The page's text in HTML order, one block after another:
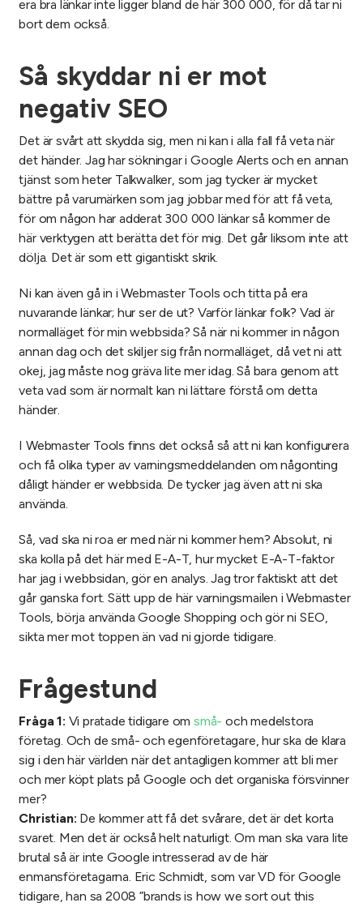
era bra länkar inte ligger bland de här 300 000, för då tar ni
bort dem också.
Så skyddar ni er mot
negativ SEO
Det är svårt att skydda sig, men ni kan i alla fall få veta när
det händer. Jag har sökningar i Google Alerts och en annan
tjänst som heter Talkwalker, som jag tycker är mycket
bättre på varumärken som jag jobbar med för att få veta,
för om någon har adderat 300 000 länkar så kommer de
här verktygen att berätta det för mig. Det går liksom inte att
dölja. Det är som ett gigantiskt skrik.
Ni kan även gå in i Webmaster Tools och titta på era
nuvarande länkar; hur ser de ut? Varför länkar folk? Vad är
normalläget för min webbsida? Så när ni kommer in någon
annan dag och det skiljer sig från normalläget, då vet ni att
okej, jag måste nog gräva lite mer idag. Så bara genom att
veta vad som är normalt kan ni lättare förstå om detta
händer.
I Webmaster Tools finns det också så att ni kan konfigurera
och få olika typer av varningsmeddelanden om någonting
dåligt händer er webbsida. De tycker jag även att ni ska
använda.
Så, vad ska ni roa er med när ni kommer hem? Absolut, ni
ska kolla på det här med E-A-T, hur mycket E-A-T-faktor
har jag i webbsidan, gör en analys. Jag tror faktiskt att det
går ganska fort. Sätt upp de här varningsmailen i Webmaster
Tools, börja använda Google Shopping och gör ni SEO,
sikta mer mot toppen än vad ni gjorde tidigare.
Frågestund
Fråga 1: Vi pratade tidigare om små- och medelstora
företag. Och de små- och egenföretagare, hur ska de klara
sig i den här världen när det antagligen kommer att bli mer
och mer köpt plats på Google och det organiska försvinner
mer?
Christian: De kommer att få det svårare, det är det korta
svaret. Men det är också helt naturligt. Om man ska vara lite
brutal så är inte Google intresserad av de här
enmansföretagarna. Eric Schmidt, som var VD för Google
tidigare, han sa 2008 ”brands is how we sort out this